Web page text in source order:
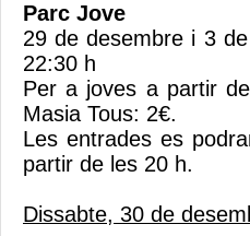
Parc Jove
29 de desembre i 3
22:30 h
Per a joves a partir
Masia Tous: 2€.
Les entrades es
partir de les 20 h.
Dissabte, 30 de